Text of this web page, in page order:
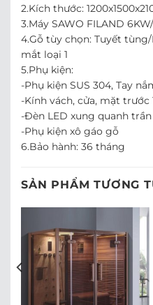
2.Kích thước:
3.Máy SAWO FILAND
4.Gỗ tùy chọn: Tuyết
mắt loại 1
5.Phụ kiện:
-Phụ kiện SUS 304, Tay
-Kính vách, cửa, mặt trước
-Đèn LED xung quanh
-Phụ kiện xô gáo gỗ
6.Bảo hành: 36 tháng
SẢN PHẨM TƯƠNG